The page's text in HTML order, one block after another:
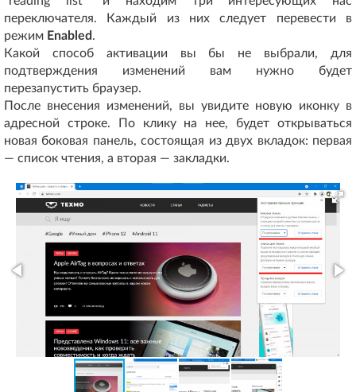
переключателя. Каждый из них следует перевести в
режим Enabled .
Какой способ активации вы бы не выбрали, для
подтверждения изменений вам нужно будет
перезапустить браузер.
После внесения изменений, вы увидите новую иконку в
адресной строке. По клику на нее, будет открываться
новая боковая панель, состоящая из двух вкладок: первая
— список чтения, а вторая — закладки.